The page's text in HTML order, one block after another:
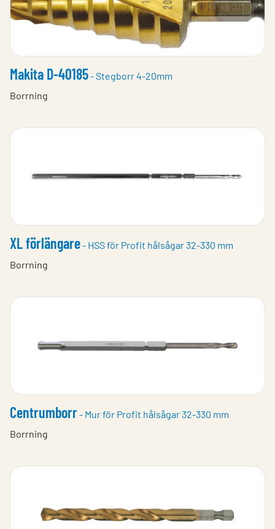
Makita D-40185- Stegborr 4-20mm
Borrning
XL förlängare- HSS för Profit hålsågar 32-330 mm
Borrning
Centrumborr- Mur för Profit hålsågar 32-330 mm
Borrning